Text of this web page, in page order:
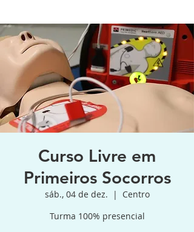
Curso Livre em
Primeiros Socorros
sáb., 04 de dez.
  |
Centro
Turma 100% presencial